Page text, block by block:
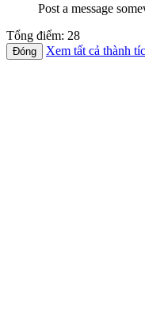
Post a message
Tổng điểm: 28
Xem tất cả thành